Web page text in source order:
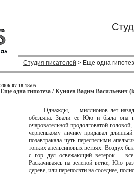
Студия писателей > Еще одна
2006-07-18 18:05
Еще одна гипотеза / Куняев Вадим Васильевич (
Однажды, … миллионов лет назад,
обезьяна. Звали ее Юю и была она
очаровательной продолговатой
черненькому личику придавал
позавтракала чуть переспелыми
тонких апельсиновых ветвях. Воздух
с гор дул освежающий ветерок –
Раскачиваясь на зеленой ветке, Юю
дереве, или переползти на соседнее,